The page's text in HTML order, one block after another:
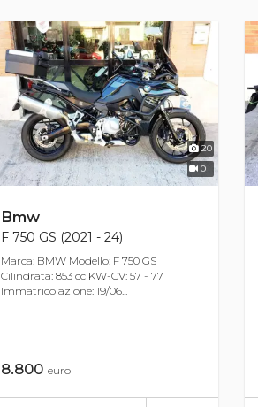
20
0
Bmw
F 750 GS (2021 - 24)
Marca: BMW Modello: F 750 GS
Cilindrata: 853 cc KW-CV: 57 - 77
Immatricolazione: 19/06...
8.800 euro